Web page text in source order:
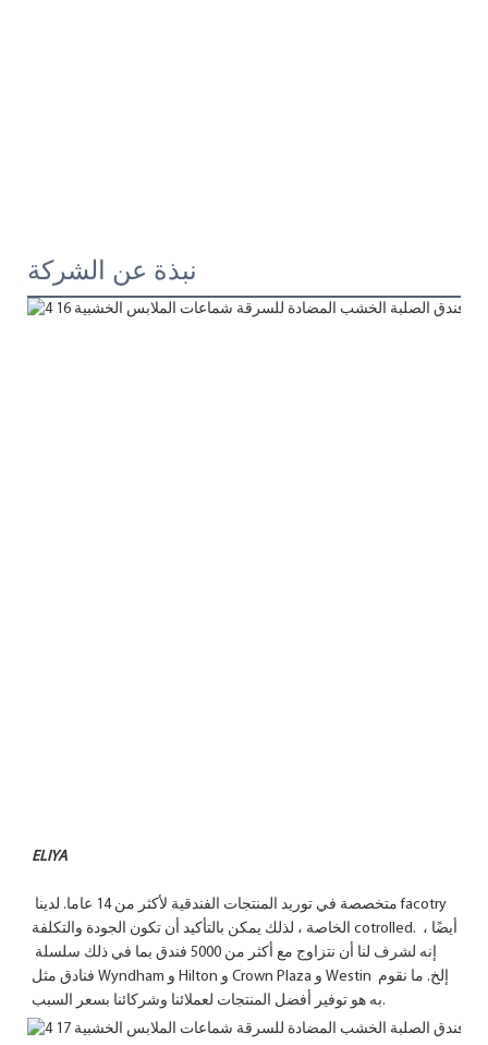
نبذة عن الشركة
الخاصة ، لذلك يمكن بالتأكيد أن تكون الجودة والتكلفة cotrolled. أيضًا ،
فنادق مثل Wyndham و Hilton و Crown Plaza و Westin إلخ. ما نقوم